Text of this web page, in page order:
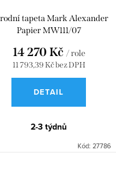
tapeta Mark Alexander
Papier MW111/07
11 793,39 Kč bez DPH
14 270 Kč / role
DETAIL
2-3 týdnů
Kód: 27786